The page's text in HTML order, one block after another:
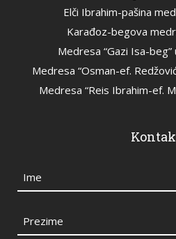
Elči Ibrahim-pašina
Karađoz-begova
Medresa “Gazi Isa-
Medresa “Osman-ef.
Medresa “Reis Ibrahim-ef.
Ime
Prezime